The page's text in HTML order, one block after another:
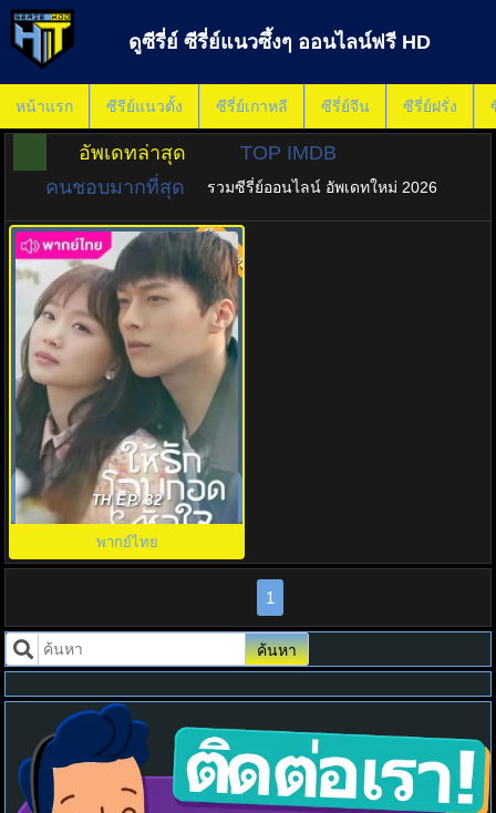
ดูซีรี่ย์ ซีรี่ย์แนวซึ้งๆ ออนไลน์ฟรี HD
หน้าแรก ซีรีย์แนวตั้ง ซีรี่ย์เกาหลี ซีรี่ย์จีน ซีรี่ย์ฝรั่ง
อัพเดทล่าสุด
TOP IMDB
คนชอบมากที่สุด
รวมซีรี่ย์ออนไลน์ อัพเดทใหม่ 2026
ให้รักโอบกอดหัวใจ Come And
Hug Me พากย์ไทย ตอนที่1-16
9.0 พากย์ไทย
TH EP. 32
พากย์ไทย
1
ค้นหา